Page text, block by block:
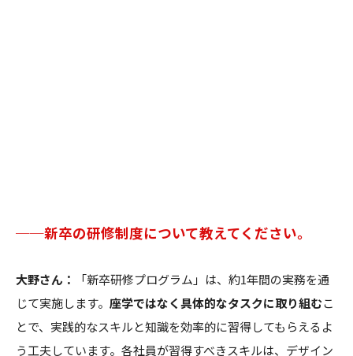
──新卒の研修制度について教えてください。
大野さん：
「新卒研修プログラム」は、約1年間の実務を通
じて実施します。 座学ではなく具体的なタスクに取り組むこ
とで、実践的なスキルと知識を効率的に習得してもらえるよ
う工夫しています。各社員が習得すべきスキルは、デザイン